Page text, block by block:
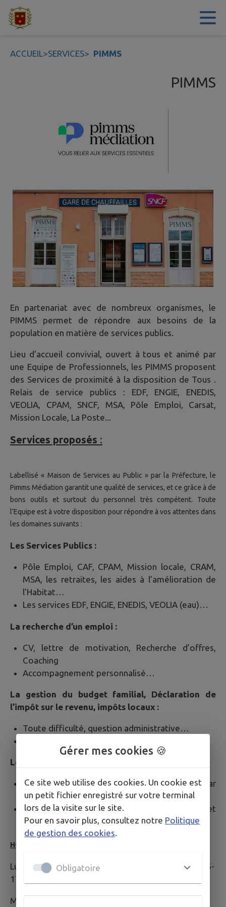
Contenu
ACCUEIL>SERVICES> PIMMS
PIMMS
En partenariat avec de nombreux organismes, le
PIMMS permet de répondre aux besoins de la
population en matière de services publics.
Lieu d’accueil convivial, ouvert à tous et animé par
une Equipe de Professionnels, les PIMMS proposent
des Services de proximité à la disposition de Tous .
Relais de service publics : EDF, ENGIE, ENEDIS,
VEOLIA, CPAM, SNCF, MSA, Pôle Emploi, Carsat,
Mission Locale, La Poste...
Services proposés :
Labellisé « Maison de Services au Public » par la Préfecture, le
Pimms Médiation garantit une qualité de services, et ce grâce à de
bons outils et surtout du personnel très compétent. Toute
l’Equipe est à votre disposition pour répondre à vos attentes dans
les domaines suivants :
Les Services Publics :
Pôle Emploi, CAF, CPAM, Mission locale, CRAM,
MSA, les retraites, les aides à l’amélioration de
l’Habitat…
Les services EDF, ENGIE, ENEDIS, VEOLIA (eau)…
La recherche d’un emploi :
CV, lettre de motivation, Recherche d’offres,
Coaching
Accompagnement personnalisé…
La gestion du budget familial, Déclaration de
l’impôt sur le revenu, impôts locaux :
Toute difficulté, question administrative…
Les démarches rapides :
Vente de billets TER et TCL (règlement par
chèque ou espèces uniquement)
Services Photocopie, Fax, Accès libre à Internet
(voir conditions sur place).
HORAIRES D'OUVERTURE :
Lundi, Mardi, Jeudi, Vendredi : 8h45-11h45 et 13h15-
17h
Mercredi : 8h45-15h
Gérer mes cookies 🍪
Ce site web utilise des cookies. Un cookie est
un petit fichier enregistré sur votre terminal
lors de la visite sur le site.
Pour en savoir plus, consultez notre Politique
de gestion des cookies.
Obligatoire